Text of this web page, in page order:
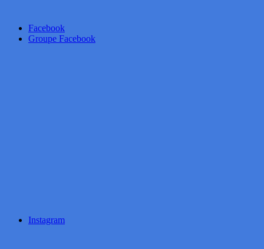
Facebook
Groupe Facebook
Instagram